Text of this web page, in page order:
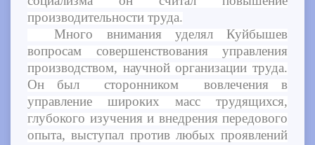
производительности труда.
Много внимания уделял Куйбышев
вопросам совершенствования управления
производством, научной организации труда.
Он был сторонником вовлечения в
управление широких масс трудящихся,
глубокого изучения и внедрения передового
опыта, выступал против любых проявлений